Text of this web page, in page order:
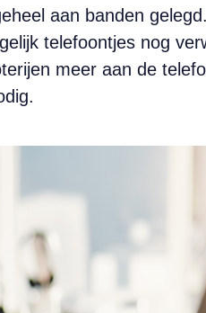
aan banden
telefoontjes nog
meer aan de